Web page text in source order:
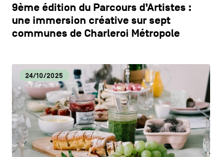
9ème édition du Parcours d’Artistes :
une immersion créative sur sept
communes de Charleroi Métropole
24/10/2025